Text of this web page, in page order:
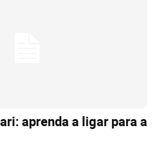
aprenda a ligar para a